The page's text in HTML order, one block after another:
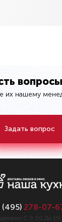
их нашему
Задать вопрос
(495) 278-07-
С 9:00 До